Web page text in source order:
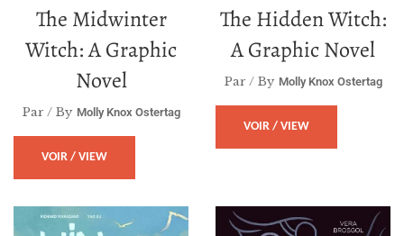
The Midwinter
Witch: A Graphic
Novel
Par / By Molly Knox Ostertag
VOIR / VIEW
The Hidden Witch:
A Graphic Novel
Par / By Molly Knox Ostertag
VOIR / VIEW